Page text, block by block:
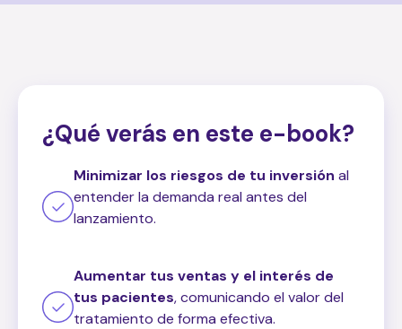
¿Qué verás en este e-book?
Minimizar los riesgos de tu inversión al
entender la demanda real antes del
lanzamiento.
Aumentar tus ventas y el interés de
tus pacientes, comunicando el valor del
tratamiento de forma efectiva.